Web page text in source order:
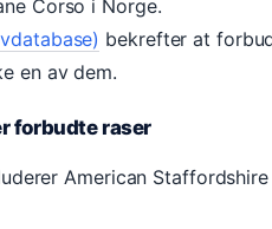
Corso i Norge.
bekrefter at
en av dem.
forbudte raser
American